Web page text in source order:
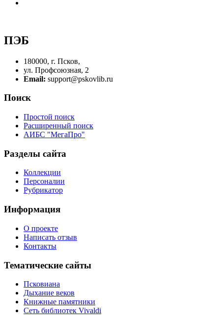
ПЭБ
180000, г. Псков,
ул. Профсоюзная, 2
Email: support@pskovlib.ru
Поиск
Простой поиск
Расширенный поиск
АИБС "МегаПро"
Разделы сайта
Коллекции
Персоналии
Рубрикатор
Информация
О проекте
Написать отзыв
Контакты
Тематические сайты
Псковиана
Дыхание веков
Книжные памятники
Сеть библиотек Vivaldi